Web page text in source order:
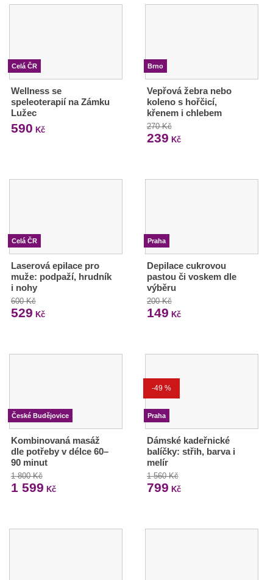
Celá ČR
Wellness se
speleoterapií na Zámku
Lužec
590 Kč
Brno
Vepřová žebra nebo
koleno s hořčicí,
křenem i chlebem
270 Kč
239 Kč
Celá ČR
Laserová epilace pro
muže: podpaží, hrudník
i nohy
600 Kč
529 Kč
Praha
Depilace cukrovou
pastou či voskem dle
výběru
200 Kč
149 Kč
České Budějovice
Kombinovaná masáž
dle potřeby v délce 60–
90 minut
1 800 Kč
1 599 Kč
-49 %
Praha
Dámské kadeřnické
balíčky: střih, barva i
melír
1 560 Kč
799 Kč